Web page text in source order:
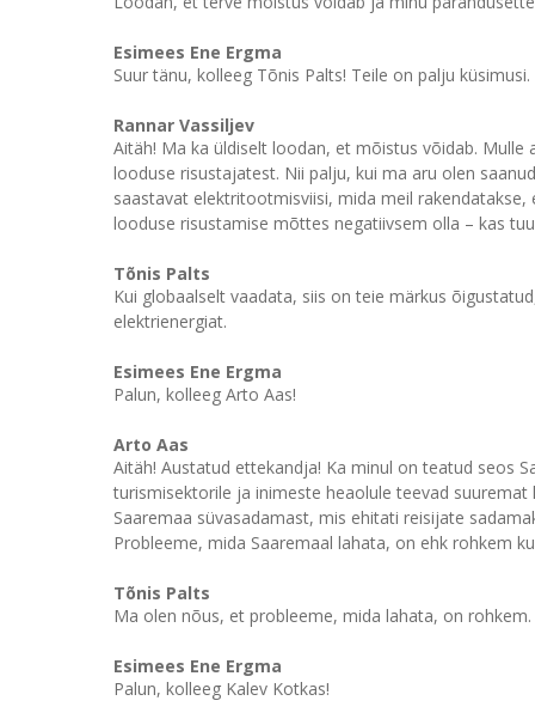
Esimees Ene Ergma
Suur tänu, kolleeg Tõnis Palts! Teile on palju
Rannar Vassiljev
Aitäh! Ma ka üldiselt loodan, et mõistus võidab.
looduse risustajatest. Nii palju, kui ma aru olen
saastavat elektritootmisviisi, mida meil
looduse risustamise mõttes negatiivsem olla – kas
Tõnis Palts
Kui globaalselt vaadata, siis on teie märkus
elektrienergiat.
Esimees Ene Ergma
Palun, kolleeg Arto Aas!
Arto Aas
Aitäh! Austatud ettekandja! Ka minul on teatud seos
turismisektorile ja inimeste heaolule teevad
Saaremaa süvasadamast, mis ehitati reisijate
Probleeme, mida Saaremaal lahata, on ehk rohkem
Tõnis Palts
Ma olen nõus, et probleeme, mida lahata, on rohkem.
Esimees Ene Ergma
Palun, kolleeg Kalev Kotkas!